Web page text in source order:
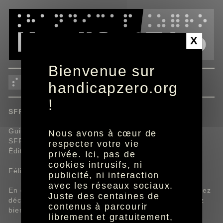
SFR Box 10+
SFR.
Guide d'installation.
SFR Box 10+.
Édition septembre 2025.
Félicitations !
En choisissant la SFR Box 10+ et son WiFi 7, vous avez
décidé de passer à la vitesse supérieure et vous avez
bien fait !
X
Bienvenue sur
handicapzero.org
!
Nous avons à cœur de
respecter votre vie
privée. Ici, pas de
cookies intrusifs, ni
publicité, ni interaction
avec les réseaux sociaux.
Juste des centaines de
contenus à parcourir
librement et gratuitement,